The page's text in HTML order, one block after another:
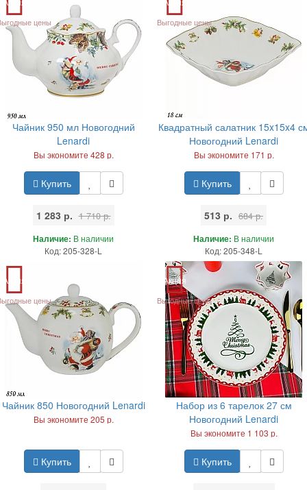
цены
Чайник 950 мл Новогодний
Lenardi
Вы экономите 428 р.
Купить
1 283 р. 1 710 р.
Наличие: В наличии
Код: 205-328-L
Выгодные цены
Квадратный салатник 15x15x4
Новогодний Lenardi
Вы экономите 171 р.
Купить
513 р. 684 р.
Наличие: В наличии
Код: 205-348-L
Акция
цены
Чайник 850 Новогодний Lenardi
Вы экономите 205 р.
Купить
Акция
Выгодные цены
Набор из 6 тарелок 27 см
Новогодний Lenardi
Вы экономите 1 103 р.
Купить